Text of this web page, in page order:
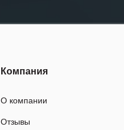
Компания
О компании
Отзывы